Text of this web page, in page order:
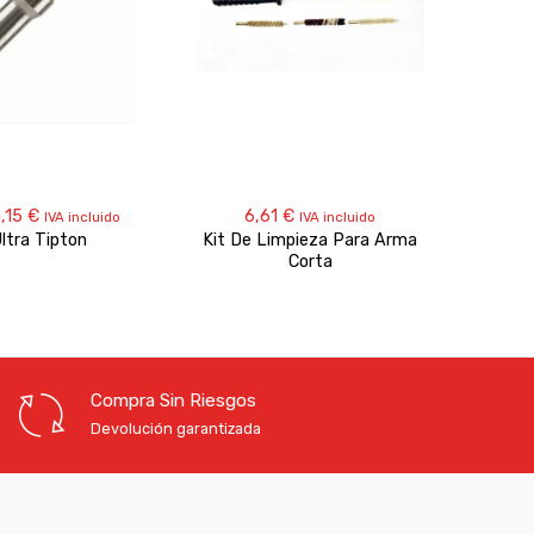
€Rango
de
precios:
IVA incluido
Tipton
6,61 € IVA incluido
Kit De Limpieza Para Arma
Corta
Compra Sin Riesgos
Devolución garantizada